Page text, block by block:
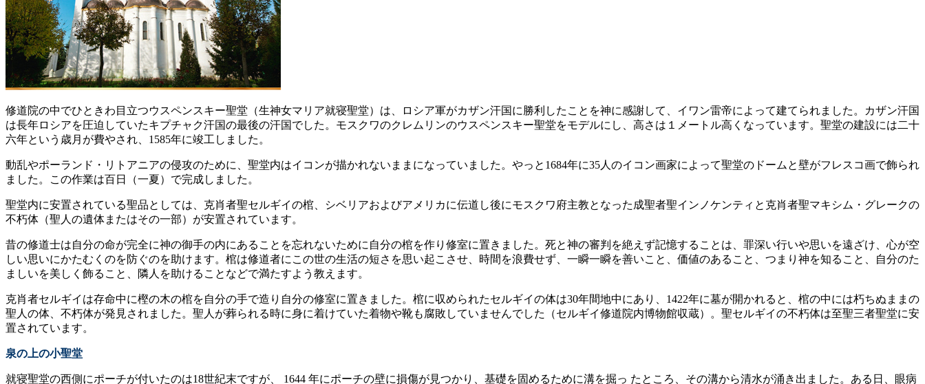
修道院の中でひときわ目立つウスペンスキー聖堂（生神女マリア就寝聖堂）は、ロシア軍がカザン汗国に勝利したことを神に感謝して、イワン雷帝によって建てられました。カザン汗国
は長年ロシアを圧迫していたキプチャク汗国の最後の汗国でした。モスクワのクレムリンのウスペンスキー聖堂をモデルにし、高さは１メートル高くなっています。聖堂の建設には二十
六年という歳月が費やされ、1585年に竣工しました。
動乱やポーランド・リトアニアの侵攻のために、聖堂内はイコンが描かれないままになっていました。やっと1684年に35人のイコン画家によって聖堂のドームと壁がフレスコ画で飾られ
ました。この作業は百日（一夏）で完成しました。
聖堂内に安置されている聖品としては、克肖者聖セルギイの棺、シベリアおよびアメリカに伝道し後にモスクワ府主教となった成聖者聖インノケンティと克肖者聖マキシム・グレークの
不朽体（聖人の遺体またはその一部）が安置されています。
昔の修道士は自分の命が完全に神の御手の内にあることを忘れないために自分の棺を作り修室に置きました。死と神の審判を絶えず記憶することは、罪深い行いや思いを遠ざけ、心が空
しい思いにかたむくのを防ぐのを助けます。棺は修道者にこの世の生活の短さを思い起こさせ、時間を浪費せず、一瞬一瞬を善いこと、価値のあること、つまり神を知ること、自分のた
ましいを美しく飾ること、隣人を助けることなどで満たすよう教えます。
克肖者セルギイは存命中に樫の木の棺を自分の手で造り自分の修室に置きました。棺に収められたセルギイの体は30年間地中にあり、1422年に墓が開かれると、棺の中には朽ちぬままの
聖人の体、不朽体が発見されました。聖人が葬られる時に身に着けていた着物や靴も腐敗していませんでした（セルギイ修道院内博物館収蔵）。聖セルギイの不朽体は至聖三者聖堂に安
置されています。
泉の上の小聖堂
就寝聖堂の西側にポーチが付いたのは18世紀末ですが、 1644 年にポーチの壁に損傷が見つかり、基礎を固めるために溝を掘っ たところ、その溝から清水が涌き出ました。ある日、眼病